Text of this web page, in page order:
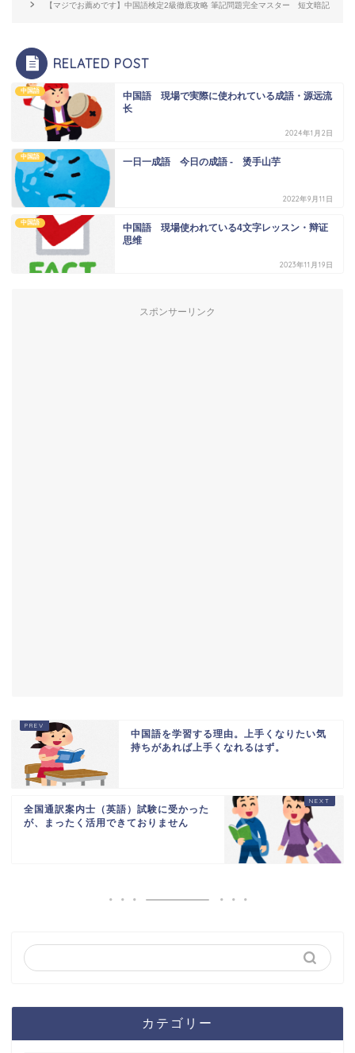
【マジでお薦めです】中国語検定2級徹底攻略 筆記問題完全マスター 短文暗記
RELATED POST
中国語
中国語 現場で実際に使われている成語・源远流
长
2024年1月2日
中国語 一日一成語 今日の成語 - 烫手山芋
2022年9月11日
中国語
中国語 現場使われている4文字レッスン・辩证
思维
2023年11月19日
スポンサーリンク
中国語を学習する理由。上手くなりたい気
持ちがあれば上手くなれるはず。
全国通訳案内士（英語）試験に受かった
が、まったく活用できておりません
カテゴリー